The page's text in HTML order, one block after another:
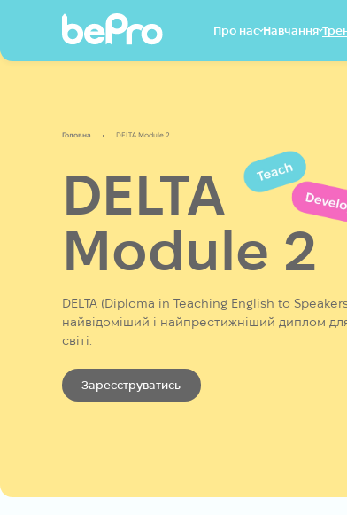
Про нас Навчання
та підлітків
Червневий
Cambridge
Підготовка до
Розмовні клуби
Корпоративним
клієнтам
Головна DELTA Module 2
DELTA
Module 2
DELTA (Diploma in Teaching English to
найвідоміший і найпрестижніший диплом
світі.
Зареєструватись